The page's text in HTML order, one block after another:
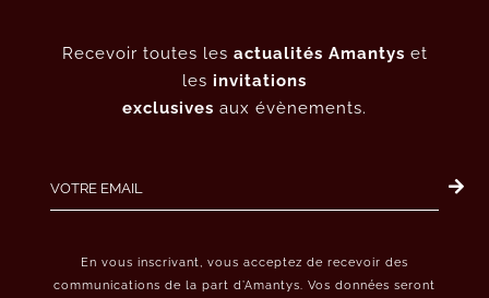
Recevoir toutes les actualités Amantys et
les invitations
exclusives aux évènements.
En vous inscrivant, vous acceptez de recevoir des
communications de la part d’Amantys. Vos données seront